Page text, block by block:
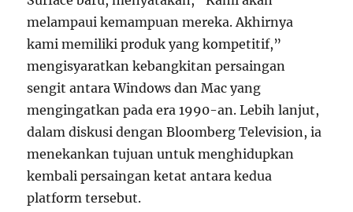
melampaui kemampuan mereka. Akhirnya
kami memiliki produk yang kompetitif,”
mengisyaratkan kebangkitan persaingan
sengit antara Windows dan Mac yang
mengingatkan pada era 1990-an. Lebih lanjut,
dalam diskusi dengan Bloomberg Television, ia
menekankan tujuan untuk menghidupkan
kembali persaingan ketat antara kedua
platform tersebut.